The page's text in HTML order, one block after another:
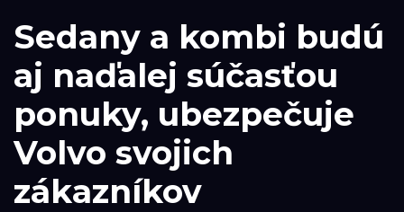
Sedany a kombi budú
aj naďalej súčasťou
ponuky, ubezpečuje
Volvo svojich
zákazníkov